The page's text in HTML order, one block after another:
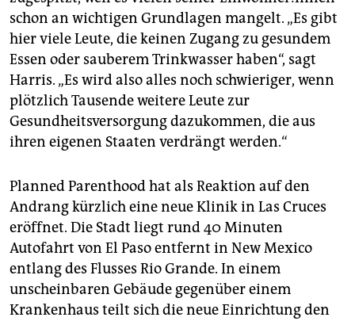
schon an wichtigen Grundlagen mangelt. „Es gibt
hier viele Leute, die keinen Zugang zu gesundem
Essen oder sauberem Trinkwasser haben“, sagt
Harris. „Es wird also alles noch schwieriger, wenn
plötzlich Tausende weitere Leute zur
Gesundheitsversorgung dazukommen, die aus
ihren eigenen Staaten verdrängt werden.“
Planned Parenthood hat als Reaktion auf den
Andrang kürzlich eine neue Klinik in Las Cruces
eröffnet. Die Stadt liegt rund 40 Minuten
Autofahrt von El Paso entfernt in New Mexico
entlang des Flusses Rio Grande. In einem
unscheinbaren Gebäude gegenüber einem
Krankenhaus teilt sich die neue Einrichtung den